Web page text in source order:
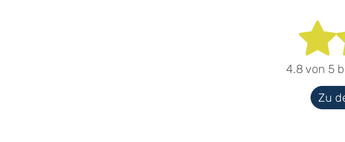
4.8 von 5
Zu